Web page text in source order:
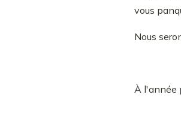
vous
Nous
À l'année